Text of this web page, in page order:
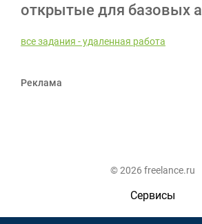
открытые для базовых
все задания - удаленная работа
Реклама
© 2026 freelance.ru
Сервисы